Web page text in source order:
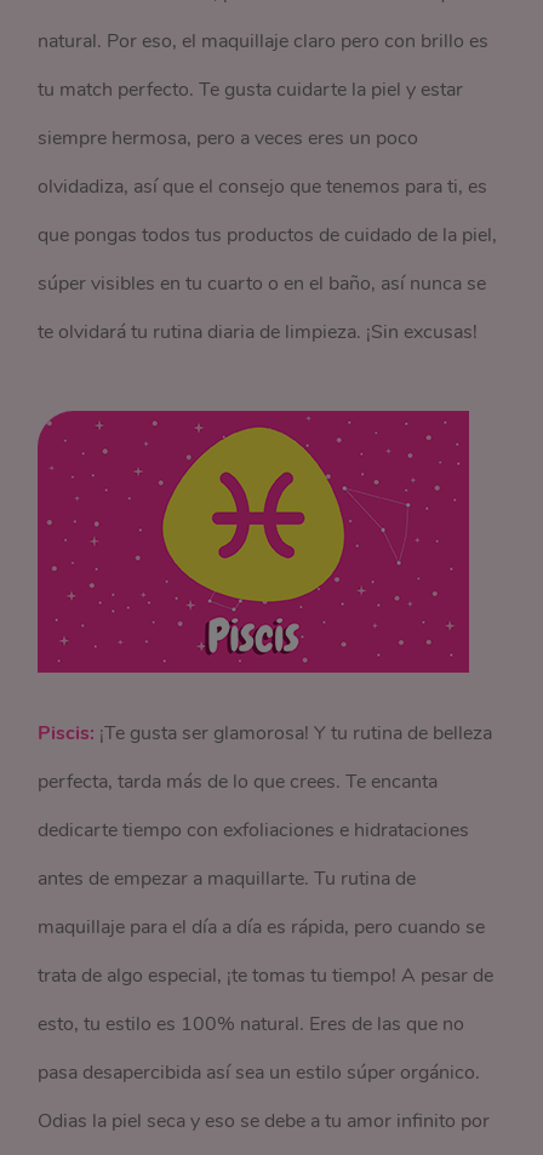
natural. Por eso, el maquillaje claro pero con brillo es
tu match perfecto. Te gusta cuidarte la piel y estar
siempre hermosa, pero a veces eres un poco
olvidadiza, así que el consejo que tenemos para ti, es
que pongas todos tus productos de cuidado de la piel,
súper visibles en tu cuarto o en el baño, así nunca se
te olvidará tu rutina diaria de limpieza. ¡Sin excusas!
Piscis: ¡Te gusta ser glamorosa! Y tu rutina de belleza
perfecta, tarda más de lo que crees. Te encanta
dedicarte tiempo con exfoliaciones e hidrataciones
antes de empezar a maquillarte. Tu rutina de
maquillaje para el día a día es rápida, pero cuando se
trata de algo especial, ¡te tomas tu tiempo! A pesar de
esto, tu estilo es 100% natural. Eres de las que no
pasa desapercibida así sea un estilo súper orgánico.
Odias la piel seca y eso se debe a tu amor infinito por